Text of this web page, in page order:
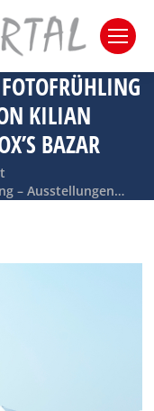
KILIAN
BAZAR
– Ausstellungen…